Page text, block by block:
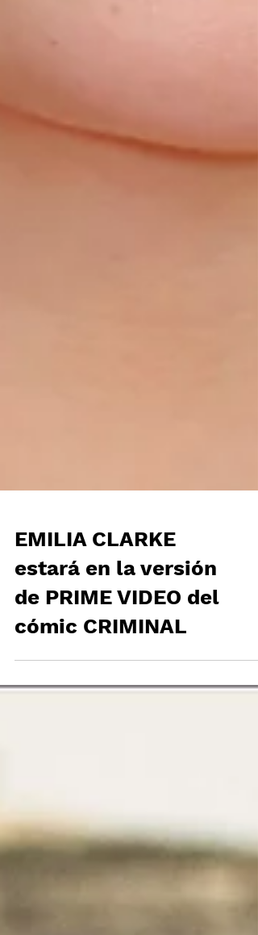
EMILIA CLARKE
estará en la versión
de PRIME VIDEO del